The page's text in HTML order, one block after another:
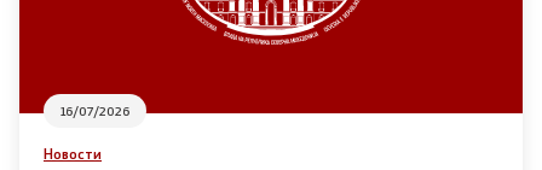
16/07/2026
Новости